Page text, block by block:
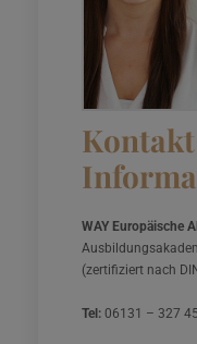
WAY Europäische
(zertifiziert nach
Tel: 06131 – 327